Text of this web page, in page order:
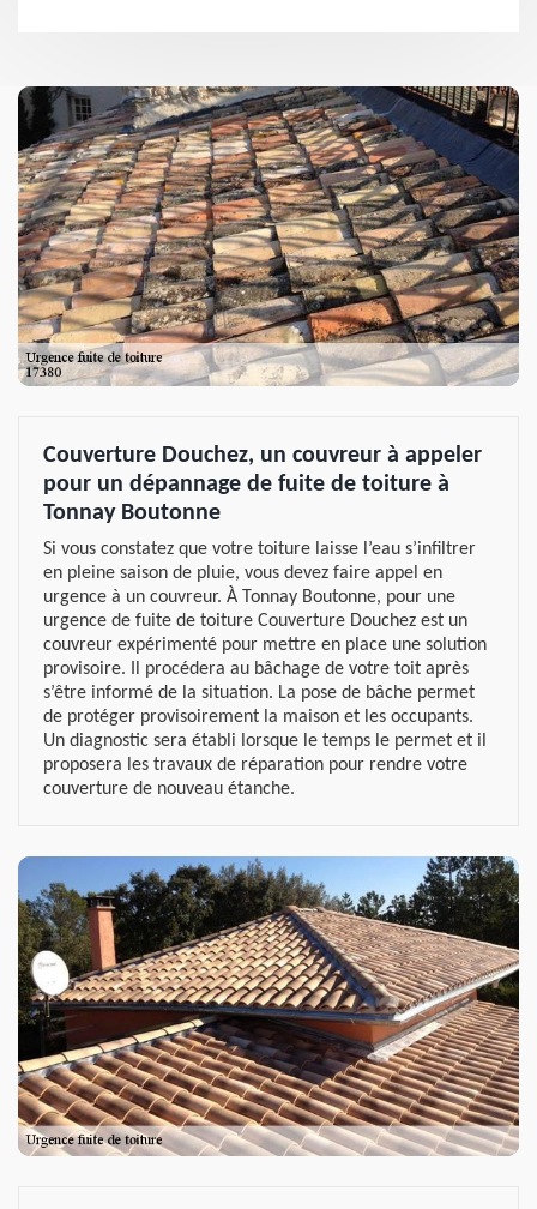
Couverture Douchez, un couvreur à appeler
pour un dépannage de fuite de toiture à
Tonnay Boutonne
Si vous constatez que votre toiture laisse l’eau s’infiltrer
en pleine saison de pluie, vous devez faire appel en
urgence à un couvreur. À Tonnay Boutonne, pour une
urgence de fuite de toiture Couverture Douchez est un
couvreur expérimenté pour mettre en place une solution
provisoire. Il procédera au bâchage de votre toit après
s’être informé de la situation. La pose de bâche permet
de protéger provisoirement la maison et les occupants.
Un diagnostic sera établi lorsque le temps le permet et il
proposera les travaux de réparation pour rendre votre
couverture de nouveau étanche.